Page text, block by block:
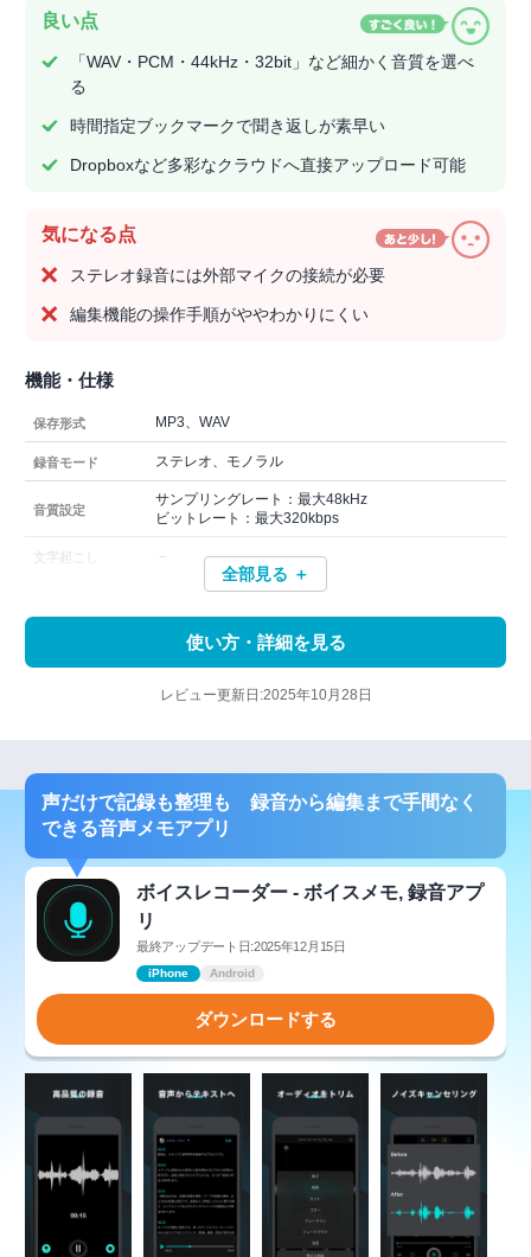
良い点
「WAV・PCM・44kHz・32bit」など細かく音質を選べ
る
時間指定ブックマークで聞き返しが素早い
Dropboxなど多彩なクラウドへ直接アップロード可能
気になる点
ステレオ録音には外部マイクの接続が必要
編集機能の操作手順がややわかりにくい
機能・仕様
保存形式 MP3、WAV
録音モード ステレオ、モノラル
音質設定
サンプリングレート：最大48kHz
ビットレート：最大320kbps
文字起こし －
全部見る ＋
使い方・詳細を見る
レビュー更新日:2025年10月28日
声だけで記録も整理も 録音から編集まで手間なく
できる音声メモアプリ
ボイスレコーダー - ボイスメモ, 録音アプ
リ
最終アップデート日:2025年12月15日
iPhone Android
ダウンロードする